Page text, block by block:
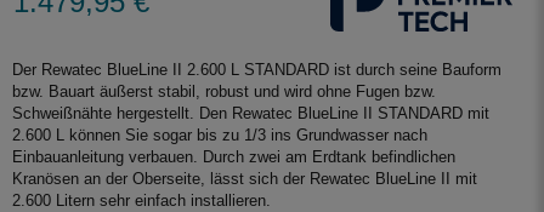
Der Rewatec BlueLine II 2.600 L STANDARD ist durch seine Bauform
bzw. Bauart äußerst stabil, robust und wird ohne Fugen bzw.
Schweißnähte hergestellt. Den Rewatec BlueLine II STANDARD mit
2.600 L können Sie sogar bis zu 1/3 ins Grundwasser nach
Einbauanleitung verbauen. Durch zwei am Erdtank befindlichen
Kranösen an der Oberseite, lässt sich der Rewatec BlueLine II mit
2.600 Litern sehr einfach installieren.